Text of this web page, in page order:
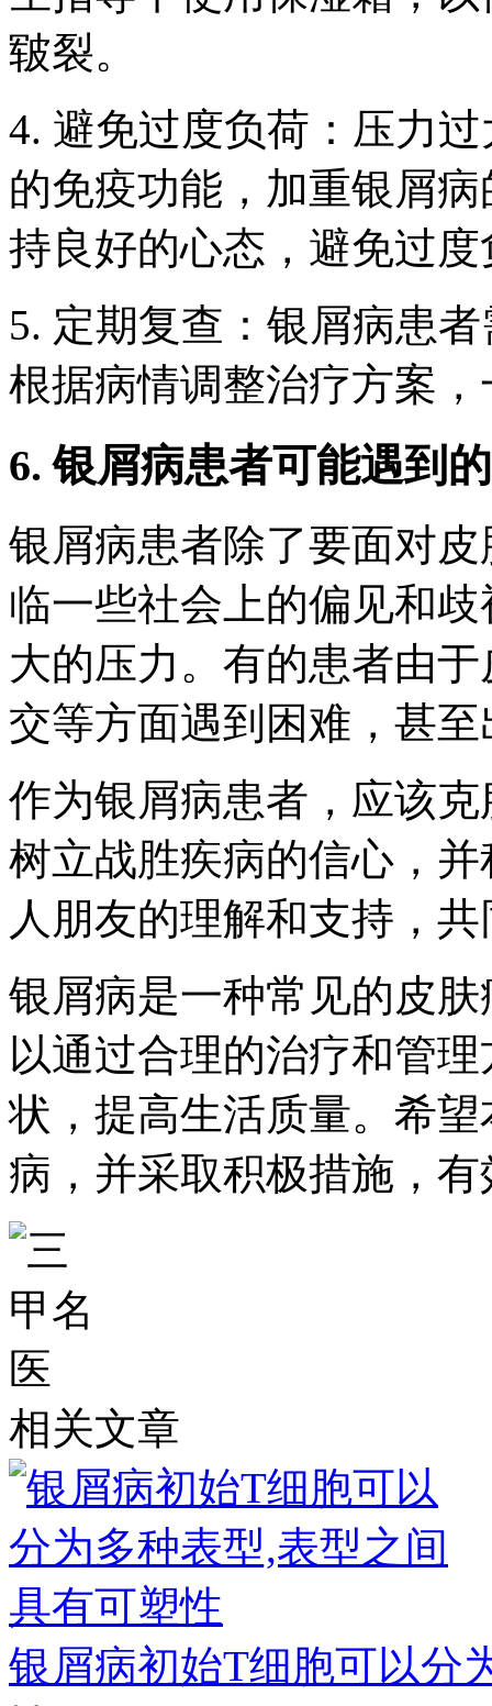
皲裂。
4. 避免过度负荷：压力
的免疫功能，加重银屑
持良好的心态，避免过度
5. 定期复查：银屑病患
根据病情调整治疗方案
6. 银屑病患者可能遇到
银屑病患者除了要面对
临一些社会上的偏见和
大的压力。有的患者由
交等方面遇到困难，甚
作为银屑病患者，应该
树立战胜疾病的信心，
人朋友的理解和支持，
银屑病是一种常见的皮
以通过合理的治疗和管
状，提高生活质量。希
病，并采取积极措施，
相关文章
银屑病初始T细胞可以分